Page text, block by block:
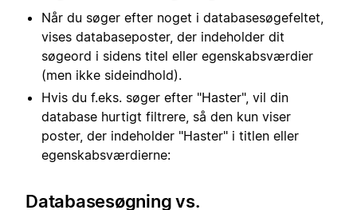
Når du søger efter noget i databasesøgefeltet,
vises databaseposter, der indeholder dit
søgeord i sidens titel eller egenskabsværdier
(men ikke sideindhold).
Hvis du f.eks. søger efter "Haster", vil din
database hurtigt filtrere, så den kun viser
poster, der indeholder "Haster" i titlen eller
egenskabsværdierne:
Databasesøgning vs.